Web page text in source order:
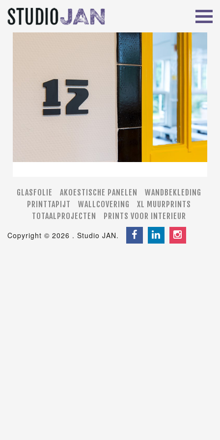
GLASFOLIE AKOESTISCHE PANELEN
WANDBEKLEDING
PRINTTAPIJT
WALLCOVERING
XL MUURPRINTS
TOTAALPROJECTEN
PRINTS VOOR INTERIEUR
Copyright © 2026 . Studio JAN.